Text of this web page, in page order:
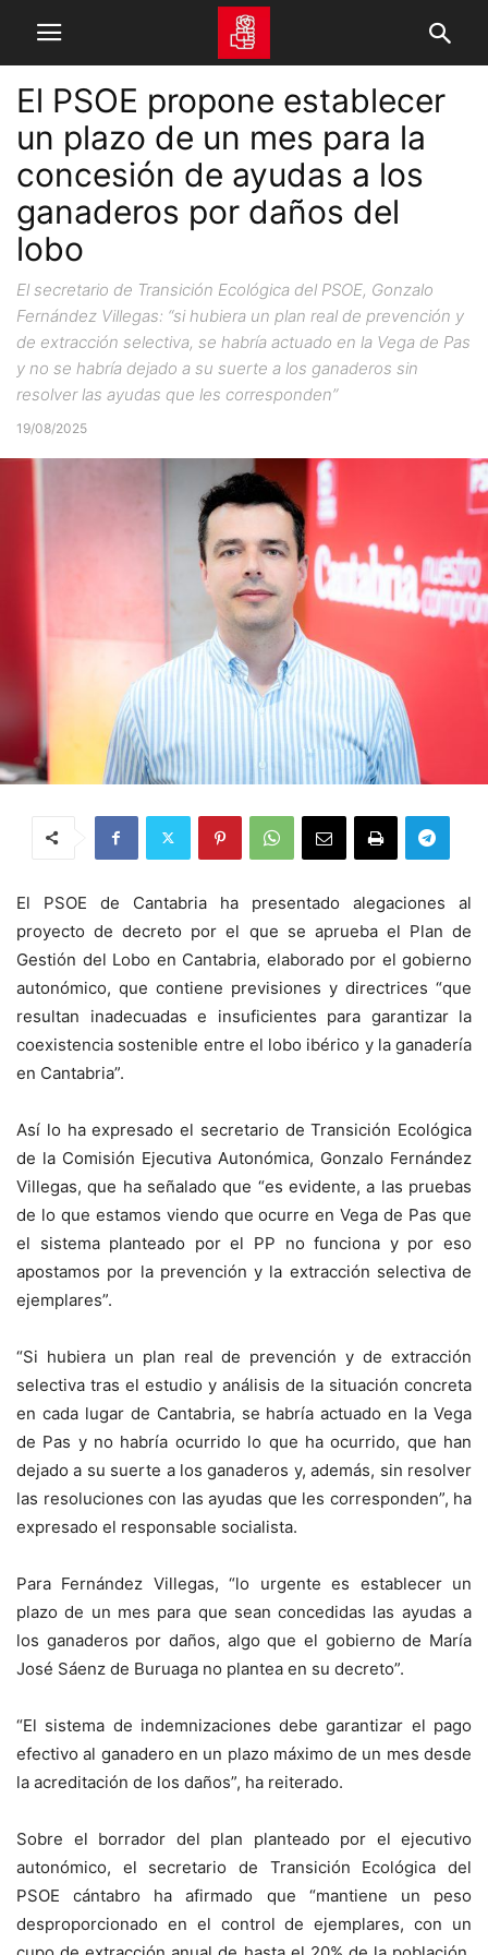
El PSOE propone establecer
un plazo de un mes para la
concesión de ayudas a los
ganaderos por daños del
lobo
El secretario de Transición Ecológica del PSOE, Gonzalo
Fernández Villegas: “si hubiera un plan real de prevención y
de extracción selectiva, se habría actuado en la Vega de Pas
y no se habría dejado a su suerte a los ganaderos sin
resolver las ayudas que les corresponden”
19/08/2025
El PSOE de Cantabria ha presentado alegaciones al
proyecto de decreto por el que se aprueba el Plan de
Gestión del Lobo en Cantabria, elaborado por el gobierno
autonómico, que contiene previsiones y directrices “que
resultan inadecuadas e insuficientes para garantizar la
coexistencia sostenible entre el lobo ibérico y la ganadería
en Cantabria”.
Así lo ha expresado el secretario de Transición Ecológica
de la Comisión Ejecutiva Autonómica, Gonzalo Fernández
Villegas, que ha señalado que “es evidente, a las pruebas
de lo que estamos viendo que ocurre en Vega de Pas que
el sistema planteado por el PP no funciona y por eso
apostamos por la prevención y la extracción selectiva de
ejemplares”.
“Si hubiera un plan real de prevención y de extracción
selectiva tras el estudio y análisis de la situación concreta
en cada lugar de Cantabria, se habría actuado en la Vega
de Pas y no habría ocurrido lo que ha ocurrido, que han
dejado a su suerte a los ganaderos y, además, sin resolver
las resoluciones con las ayudas que les corresponden”, ha
expresado el responsable socialista.
Para Fernández Villegas, “lo urgente es establecer un
plazo de un mes para que sean concedidas las ayudas a
los ganaderos por daños, algo que el gobierno de María
José Sáenz de Buruaga no plantea en su decreto”.
“El sistema de indemnizaciones debe garantizar el pago
efectivo al ganadero en un plazo máximo de un mes desde
la acreditación de los daños”, ha reiterado.
Sobre el borrador del plan planteado por el ejecutivo
autonómico, el secretario de Transición Ecológica del
PSOE cántabro ha afirmado que “mantiene un peso
desproporcionado en el control de ejemplares, con un